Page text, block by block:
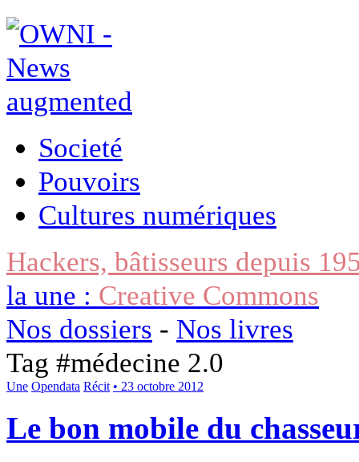
Societé
Pouvoirs
Cultures numériques
Hackers, bâtisseurs depuis
la une : Creative Commons
Nos dossiers - Nos livres
Tag #médecine 2.0
Une Opendata Récit • 23 octobre 2012
Le bon mobile du